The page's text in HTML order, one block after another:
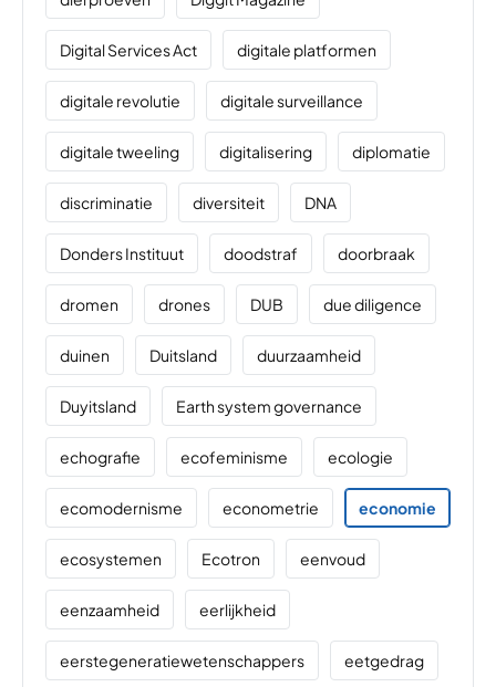
Digital Services Act digitale platformen
digitale revolutie digitale surveillance
digitale tweeling digitalisering diplomatie
discriminatie diversiteit DNA
Donders Instituut doodstraf doorbraak
dromen drones DUB due diligence
duinen Duitsland duurzaamheid
Duyitsland Earth system governance
echografie ecofeminisme ecologie
ecomodernisme econometrie economie
ecosystemen Ecotron eenvoud
eenzaamheid eerlijkheid
eerstegeneratiewetenschappers eetgedrag